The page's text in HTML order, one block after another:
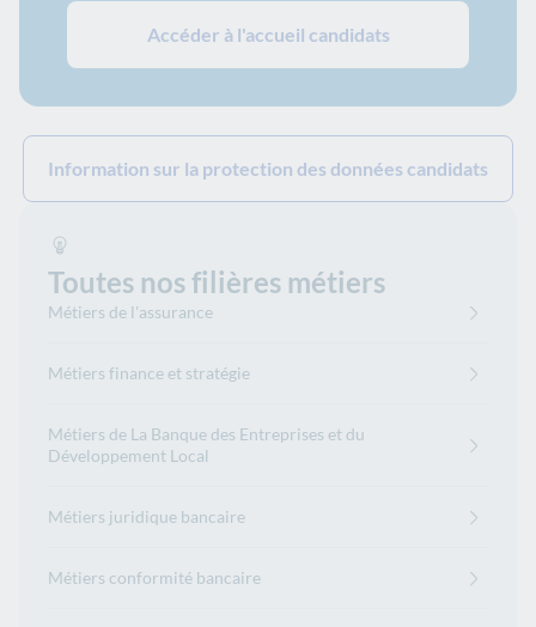
Accéder à l'accueil candidats
Information sur la protection des données candidats
Toutes nos filières métiers
Métiers de l'assurance
Métiers finance et stratégie
Métiers de La Banque des Entreprises et du
Développement Local
Métiers juridique bancaire
Métiers conformité bancaire